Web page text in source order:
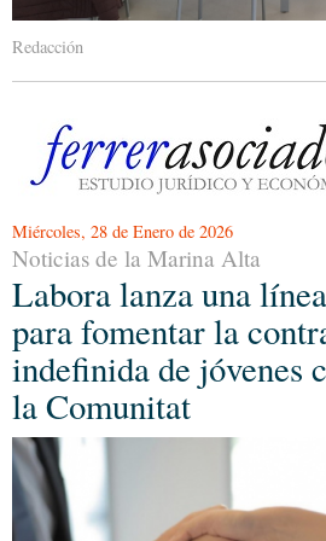
Redacción
Miércoles, 28 de Enero de 2026
Noticias de la Marina Alta
Labora lanza una
para fomentar la
indefinida de jóvenes
la Comunitat